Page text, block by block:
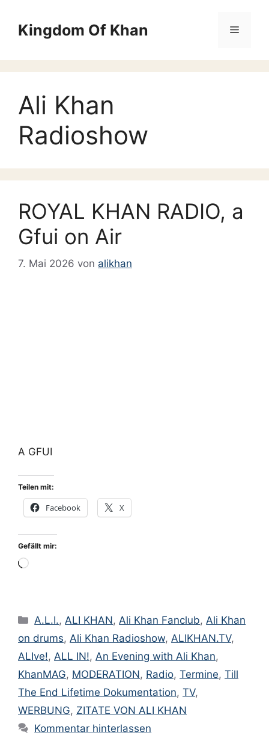
Inhalt
springen
Kingdom Of Khan Menü
Ali Khan
Radioshow
ROYAL KHAN RADIO, a
Gfui on Air
7. Mai 2026 von alikhan
A GFUI
Teilen mit:
Facebook X
Gefällt mir:
Wird
Kategorien
A.L.I., ALI KHAN, Ali Khan Fanclub, Ali Khan
on drums, Ali Khan Radioshow, ALIKHAN.TV,
ALIve!, ALL IN!, An Evening with Ali Khan,
KhanMAG, MODERATION, Radio, Termine, Till
The End Lifetime Dokumentation, TV,
WERBUNG, ZITATE VON ALI KHAN
Kommentar hinterlassen